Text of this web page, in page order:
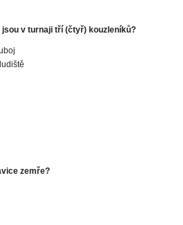
v turnaji tří (čtyř) kouzleníků?
zemře?